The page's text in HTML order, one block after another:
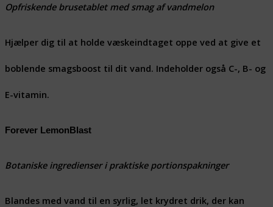
Opfriskende brusetablet med smag af vandmelon
Hjælper dig til at holde væskeindtaget oppe ved at give et
boblende smagsboost til dit vand. Indeholder også C-, B- og
E-vitamin.
Forever LemonBlast
Botaniske ingredienser i praktiske portionspakninger
Blandes med vand til en syrlig, let krydret drik, der kan